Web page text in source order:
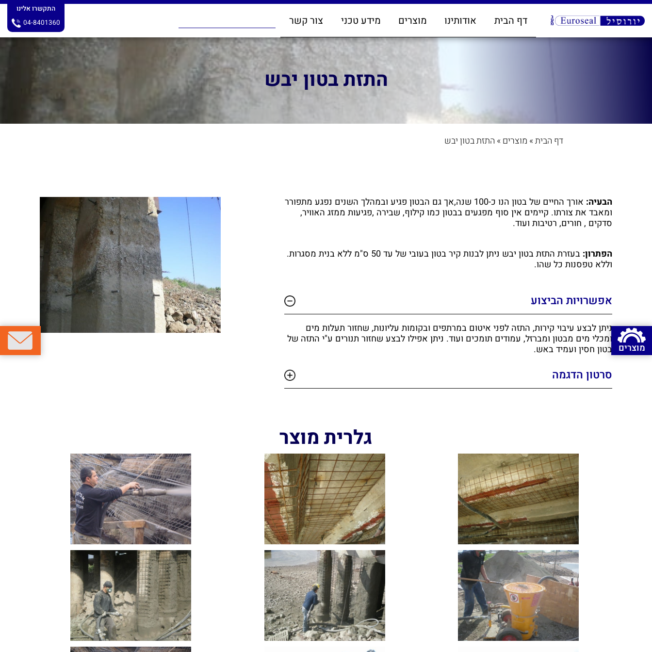
דף הבית אודותינו מוצרים מידע טכני צור קשר
התקשרו אלינו
04-8401360
מוצרים
התזת בטון יבש
דף הבית» מוצרים» התזת בטון יבש
הבעיה:
אורך החיים של בטון הנו כ-100 שנה,אך גם הבטון פגיע ובמהלך השנים נפגע מתפורר
ומאבד את צורתו. קיימים אין סוף מפגעים בבטון כמו קילוף, שבירה ,פגיעות ממזג האוויר,
סדקים , חורים, רטיבות ועוד.
הפתרון:
בעזרת התזת בטון יבש ניתן לבנות קיר בטון בעובי של עד 50 ס"מ ללא בנית מסגרות.
וללא טפסנות כל שהו.
אפשרויות הביצוע
ניתן לבצע עיבוי קירות, התזה לפני איטום במרתפים ובקומות עליונות, שחזור תעלות מים
ומכלי מים מבטון ומברזל, עמודים תומכים ועוד. ניתן אפילו לבצע שחזור תנורים ע"י התזה של
בטון חסין ועמיד באש.
סרטון הדגמה
גלרית מוצר